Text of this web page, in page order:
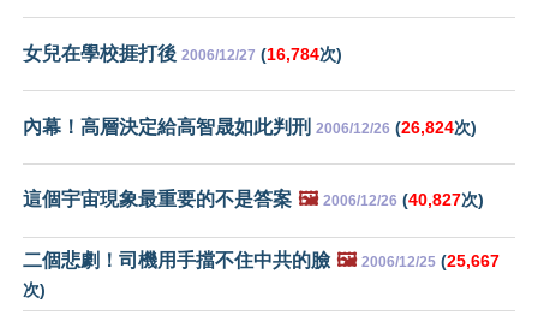
女兒在學校捱打後 2006/12/27 (16,784次)
內幕！高層決定給高智晟如此判刑 2006/12/26 (26,824次)
這個宇宙現象最重要的不是答案 🖼️ 2006/12/26 (40,827次)
二個悲劇！司機用手擋不住中共的臉 🖼️ 2006/12/25 (25,667
次)